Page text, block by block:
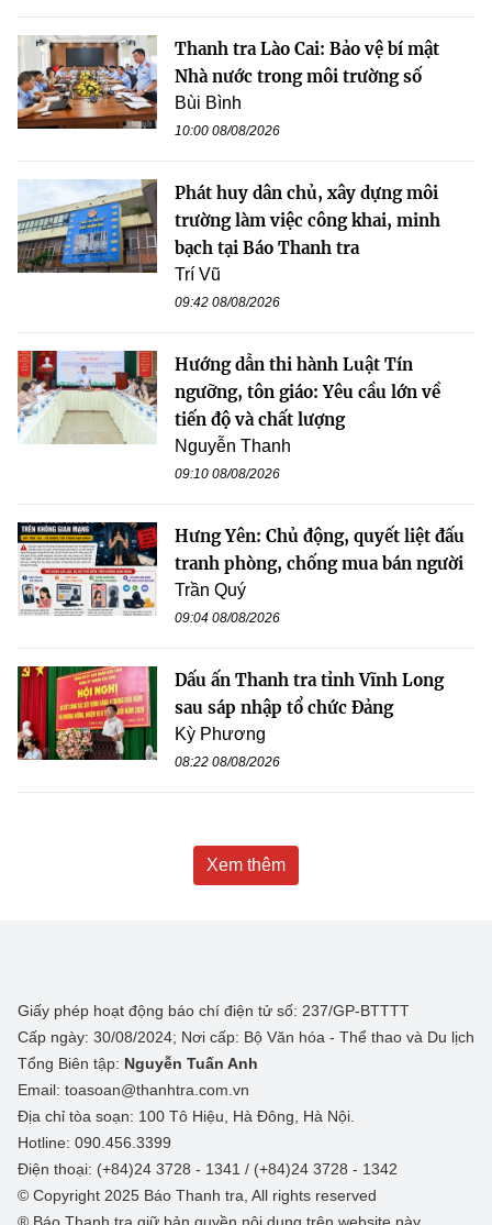
Thanh tra Lào Cai: Bảo vệ bí mật
Nhà nước trong môi trường số
Bùi Bình
10:00 08/08/2026
Phát huy dân chủ, xây dựng môi
trường làm việc công khai, minh
bạch tại Báo Thanh tra
Trí Vũ
09:42 08/08/2026
Hướng dẫn thi hành Luật Tín
ngưỡng, tôn giáo: Yêu cầu lớn về
tiến độ và chất lượng
Nguyễn Thanh
09:10 08/08/2026
Hưng Yên: Chủ động, quyết liệt đấu
tranh phòng, chống mua bán người
Trần Quý
09:04 08/08/2026
Dấu ấn Thanh tra tỉnh Vĩnh Long
sau sáp nhập tổ chức Đảng
Kỳ Phương
08:22 08/08/2026
Xem thêm
Giấy phép hoạt động báo chí điện tử số: 237/GP-BTTTT
Cấp ngày: 30/08/2024; Nơi cấp: Bộ Văn hóa - Thể thao và Du lịch
Tổng Biên tập: Nguyễn Tuấn Anh
Email: toasoan@thanhtra.com.vn
Địa chỉ tòa soạn: 100 Tô Hiệu, Hà Đông, Hà Nội.
Hotline: 090.456.3399
Điện thoại: (+84)24 3728 - 1341 / (+84)24 3728 - 1342
© Copyright 2025 Báo Thanh tra, All rights reserved